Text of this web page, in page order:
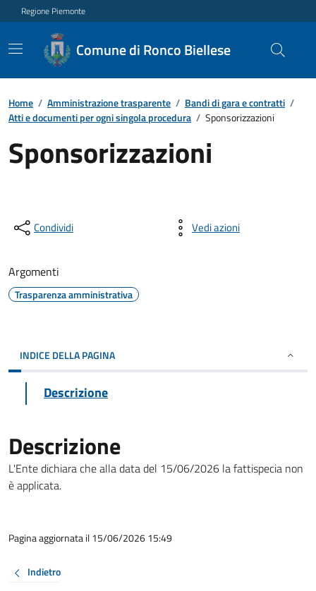
Regione Piemonte
Comune di Ronco Biellese
Home / Amministrazione trasparente / Bandi di gara e contratti /
Atti e documenti per ogni singola procedura / Sponsorizzazioni
Sponsorizzazioni
Condividi Vedi azioni
Argomenti
Trasparenza amministrativa
INDICE DELLA PAGINA
Descrizione
Descrizione
L'Ente dichiara che alla data del 15/06/2026 la fattispecia non
è applicata.
Pagina aggiornata il 15/06/2026 15:49
Indietro